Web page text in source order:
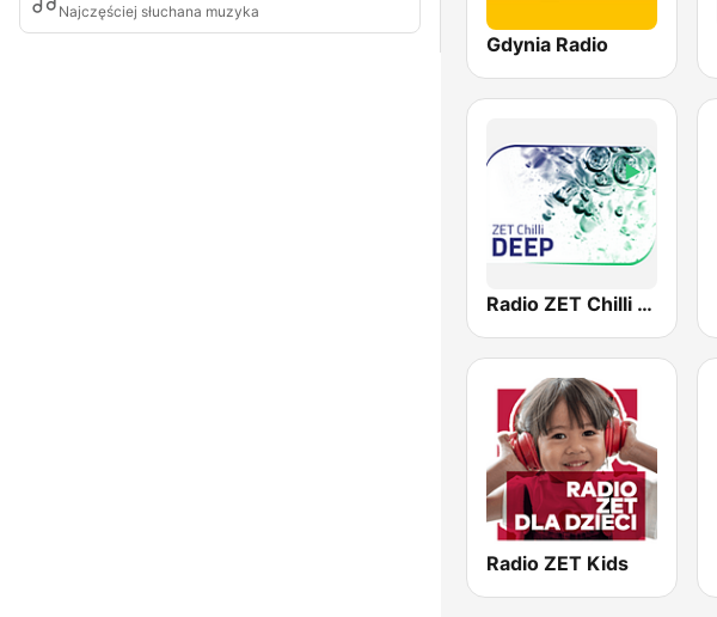
Najczęściej słuchana muzyka
Gdynia Radio
Radio ZET Chilli Deep
Radio ZET Kids